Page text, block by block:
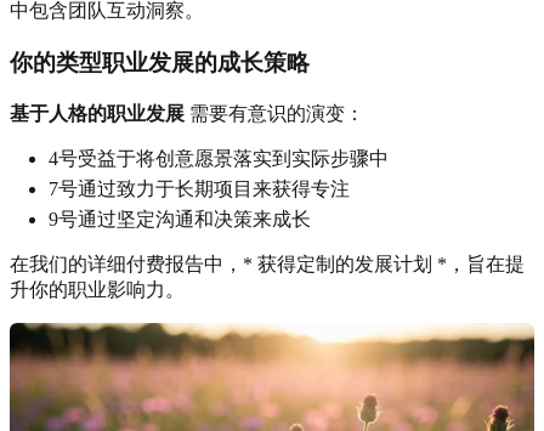
中包含团队互动洞察。
你的类型职业发展的成长策略
基于人格的职业发展 需要有意识的演变：
4号受益于将创意愿景落实到实际步骤中
7号通过致力于长期项目来获得专注
9号通过坚定沟通和决策来成长
在我们的详细付费报告中，* 获得定制的发展计划 *，旨在提
升你的职业影响力。